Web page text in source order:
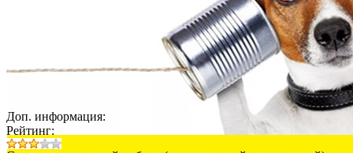
Доп. информация:
Рейтинг: